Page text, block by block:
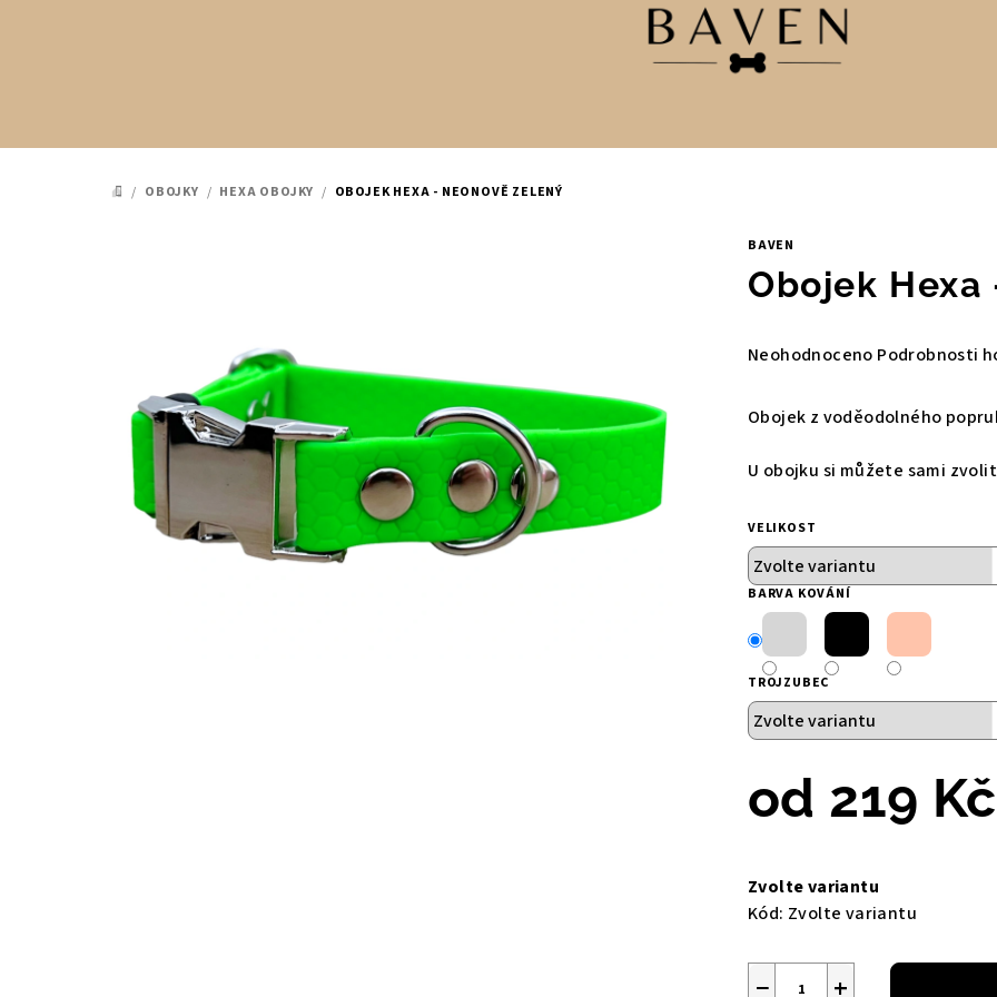
DOMŮ
/ OBOJKY / HEXA OBOJKY / OBOJEK HEXA - NEONOVĚ ZELENÝ
BAVEN
Obojek
Průměrné
produktu
0,0
hvězdiček.
Neohodnoceno Podrobnosti
Obojek z voděodolného
U obojku si můžete sami
VELIKOST
BARVA KOVÁNÍ
TROJZUBEC
od 219 Kč
cena:
Zvolte variantu
Kód: Zvolte variantu
+
−